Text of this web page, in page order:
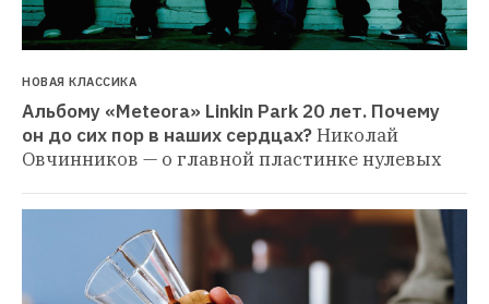
НОВАЯ КЛАССИКА
Альбому «Meteora» Linkin Park 20 лет. Почему
он до сих пор в наших сердцах?Николай
Овчинников — о главной пластинке нулевых